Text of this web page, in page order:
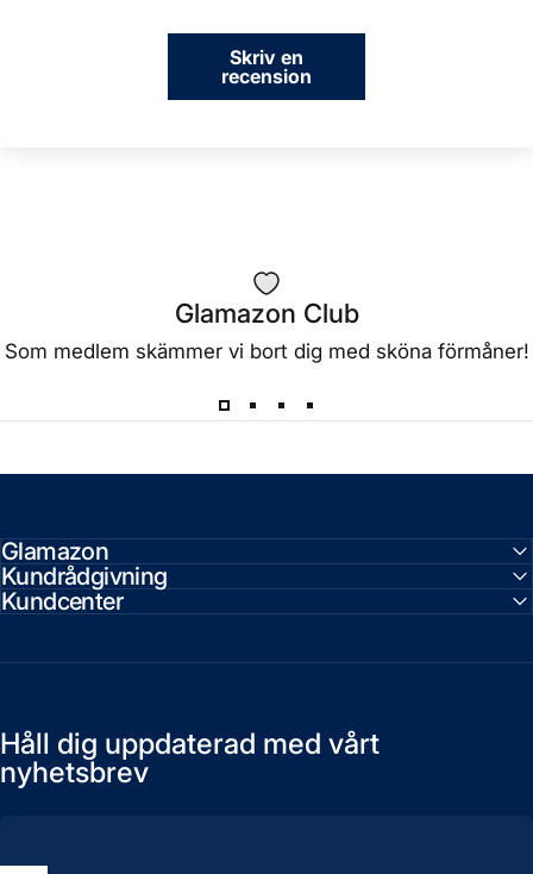
Skriv en
recension
Glamazon Club
Som medlem skämmer vi bort dig med sköna förmåner!
Glamazon
Kundrådgivning
Kundcenter
Håll dig uppdaterad med vårt
nyhetsbrev